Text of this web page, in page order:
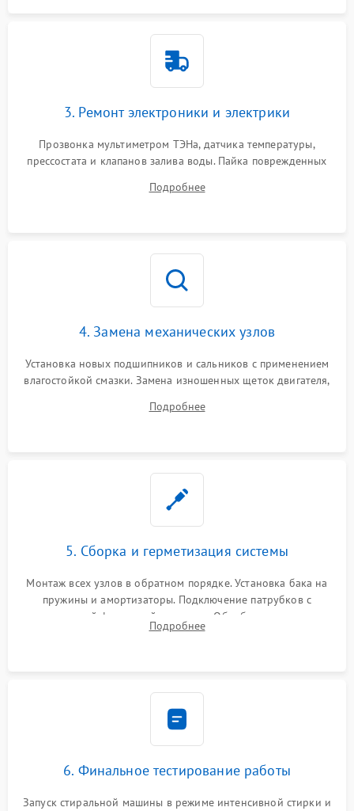
3. Ремонт электроники и электрики
Прозвонка мультиметром ТЭНа, датчика температуры,
прессостата и клапанов залива воды. Пайка поврежденных
Восстановление целостности проводки и контактов.
Подробнее
4. Замена механических узлов
Установка новых подшипников и сальников с применением
влагостойкой смазки. Замена изношенных щеток двигателя,
или поврежденной резиновой манжеты.
Подробнее
5. Сборка и герметизация системы
Монтаж всех узлов в обратном порядке. Установка бака на
пружины и амортизаторы. Подключение патрубков с
надежной фиксацией хомутами. Обработка стыков
герметиком для предотвращения возможных протечек воды.
Подробнее
6. Финальное тестирование работы
Запуск стиральной машины в режиме интенсивной стирки и